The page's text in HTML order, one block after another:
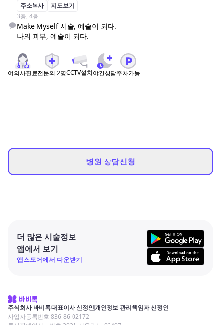
주소복사
지도보기
3층, 4층
Make Myself 시술, 예술이 되다.
여의사진료전문의 2명CCTV설치야간상담주차가능
병원 상담신청
더 많은 시술정보
앱에서 보기
앱스토어에서 다운받기
주식회사 바비톡대표이사 신정인개인정보 관리책임자 신정인
사업자등록번호 836-86-02172